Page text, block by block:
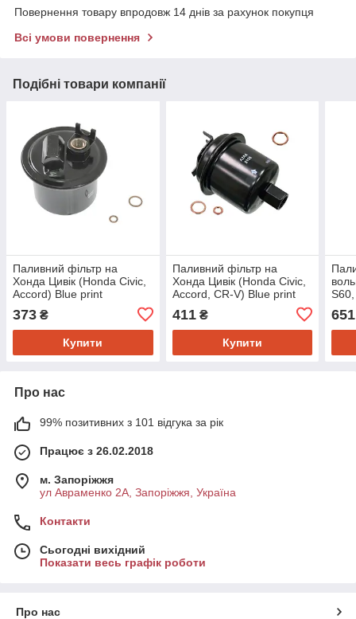
Повернення товару впродовж 14 днів за рахунок покупця
Всі умови повернення
Подібні товари компанії
Паливний фільтр на
Хонда Цивік (Honda Civic,
Accord) Blue print
373 ₴
Купити
Паливний фільтр на
Хонда Цивік (Honda Civic,
Accord, CR-V) Blue print
411₴
Купити
651
Про нас
99% позитивних з 101 відгука за рік
Працює з 26.02.2018
м. Запоріжжя
ул Авраменко 2А, Запоріжжя, Україна
Контакти
Сьогодні вихідний
Показати весь графік роботи
Про нас